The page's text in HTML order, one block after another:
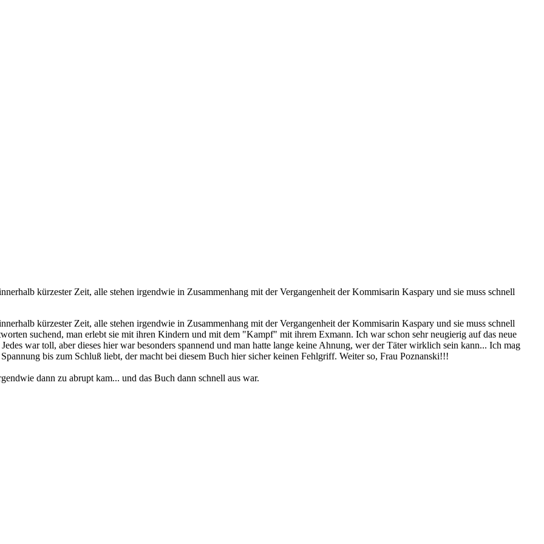
kürzester Zeit, alle stehen irgendwie in Zusammenhang mit der Vergangenheit der Kommisarin Kaspary und sie muss schnell
kürzester Zeit, alle stehen irgendwie in Zusammenhang mit der Vergangenheit der Kommisarin Kaspary und sie muss schnell
suchend, man erlebt sie mit ihren Kindern und mit dem "Kampf" mit ihrem Exmann. Ich war schon sehr neugierig auf das neue
war toll, aber dieses hier war besonders spannend und man hatte lange keine Ahnung, wer der Täter wirklich sein kann... Ich mag
bis zum Schluß liebt, der macht bei diesem Buch hier sicher keinen Fehlgriff. Weiter so, Frau Poznanski!!!
dann zu abrupt kam... und das Buch dann schnell aus war.